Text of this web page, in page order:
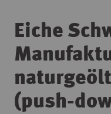
Eiche
(push-